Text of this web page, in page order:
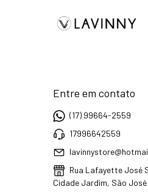
Entre em contato
(17) 99664-2559
17996642559
Rua Lafayette José
Cidade Jardim, São